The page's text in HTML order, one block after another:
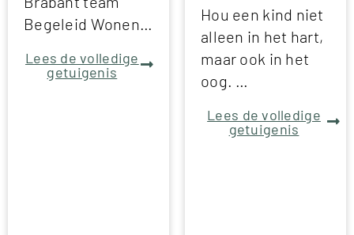
Begeleid Wonen…
Lees de volledige
getuigenis
Hou een kind niet
alleen in het hart,
maar ook in het
oog. …
Lees de volledige
getuigenis